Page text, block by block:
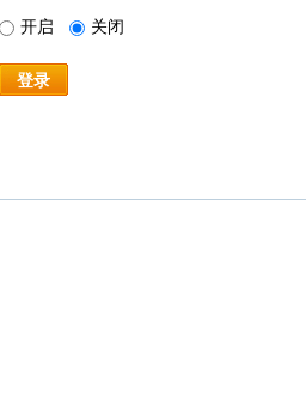
开启 关闭
登录